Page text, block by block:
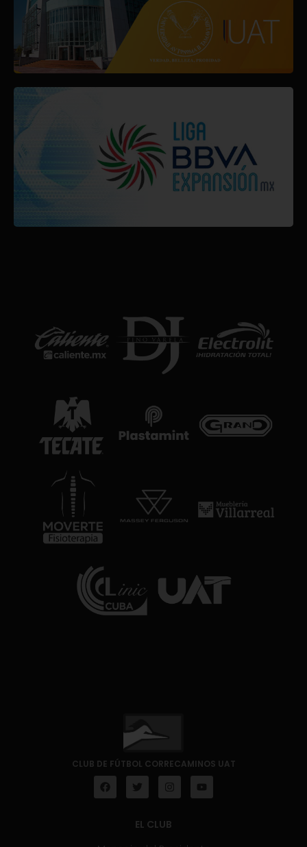
CLUB DE FÚTBOL CORRECAMINOS UAT
EL CLUB